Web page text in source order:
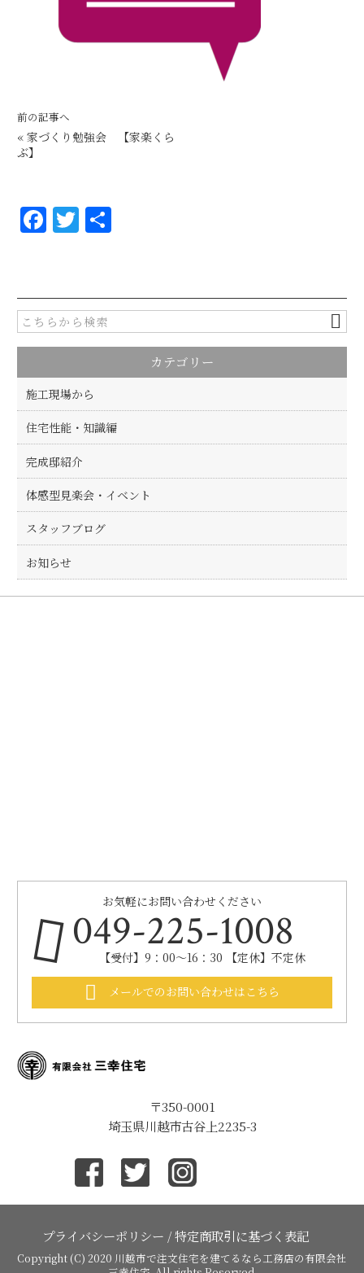
前の記事へ
« 家づくり勉強会 【家楽くら
ぶ】
F
a
e
b
o
o
k
T
w
te
r
カテゴリー
施工現場から
住宅性能・知識編
完成邸紹介
体感型見楽会・イベント
スタッフブログ
お知らせ
お気軽にお問い合わせください
049-225-1008
【受付】9：00～16：30 【定休】不定休
メールでのお問い合わせはこちら
〒350-0001
埼玉県川越市古谷上2235-3
プライバシーポリシー /特定商取引に基づく表記
Copyright (C) 2020 川越市で注文住宅を建てるなら工務店の有限会社